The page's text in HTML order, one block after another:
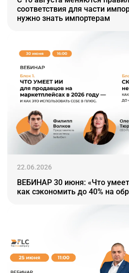
соответствия для части
нужно знать импортерам
22.06.2026
ВЕБИНАР 30 июня: «Что
как сэкономить до 40% на